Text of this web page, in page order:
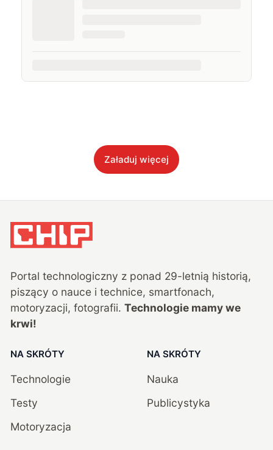
Załaduj więcej
Portal technologiczny z ponad 29-letnią historią,
piszący o nauce i technice, smartfonach,
motoryzacji, fotografii. Technologie mamy we
krwi!
NA SKRÓTY
Technologie
Testy
Motoryzacja
NA SKRÓTY
Nauka
Publicystyka